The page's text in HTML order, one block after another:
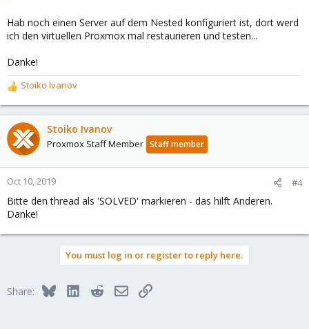
Hab noch einen Server auf dem Nested konfiguriert ist, dort werd
ich den virtuellen Proxmox mal restaurieren und testen...
Danke!
R
e
a
c
t
o
n
:
Stoiko Ivanov
Stoiko Ivanov
Proxmox Staff Member Staff member
Oct 10, 2019 #4
Bitte den thread als 'SOLVED' markieren - das hilft Anderen.
Danke!
You must log in or register to reply here.
Share: BlueskyLinkedInRedditEmailLink